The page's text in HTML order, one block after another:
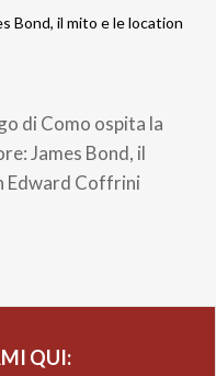
Bond, il mito e le location
di Como ospita la
James Bond, il
Edward Coffrini
QUI: